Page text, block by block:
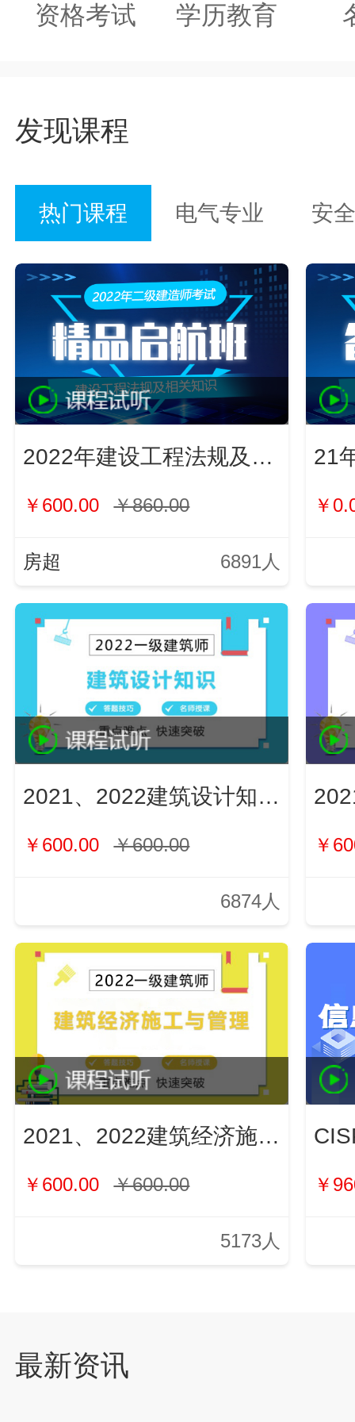
资格考试 学历教育
发现课程
热门课程 电气专业 安
2022年建设工程法规及相关知识
￥600.00 ￥860.00
房超 6891人
21
￥
2021、2022建筑设计知识（新）
￥600.00 ￥600.00
6874人
￥
2021、2022建筑经济施工与管理（新）
￥600.00 ￥600.00
5173人
￥
最新资讯